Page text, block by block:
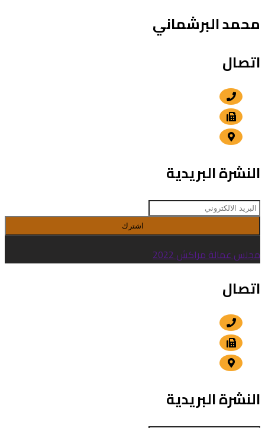
محمد البرشماني
اتصال
النشرة البريدية
اشترك
مجلس عمالة مراكش 2022
اتصال
النشرة البريدية